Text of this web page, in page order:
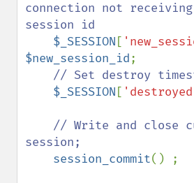
connection not
session id
$_SESSION [
$new_session_id;
// Set destroy
$_SESSION [
// Write and close
session;
session_commit() ;